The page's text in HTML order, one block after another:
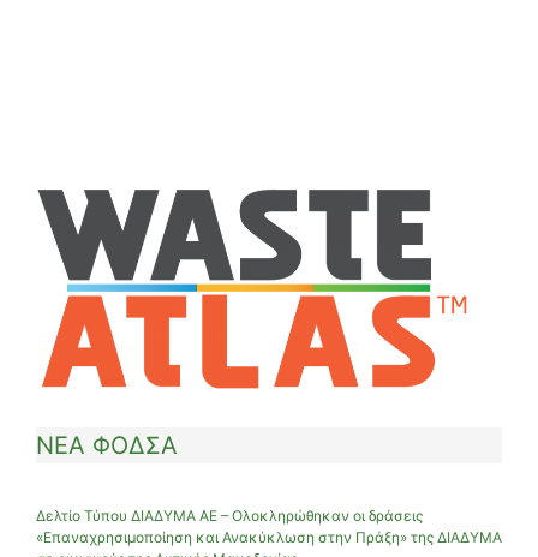
ΝΕΑ ΦΟΔΣΑ
Δελτίο Τύπου ΔΙΑΔΥΜΑ ΑΕ – Ολοκληρώθηκαν οι δράσεις
«Επαναχρησιμοποίηση και Ανακύκλωση στην Πράξη» της ΔΙΑΔΥΜΑ